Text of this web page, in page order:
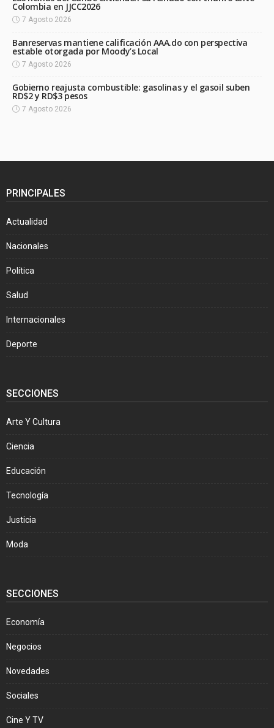
Colombia en JJCC2026
7 Agosto 2026
Banreservas mantiene calificación AAA.do con perspectiva
estable otorgada por Moody’s Local
7 Agosto 2026
Gobierno reajusta combustible: gasolinas y el gasoil suben
RD$2 y RD$3 pesos
7 Agosto 2026
PRINCIPALES
Actualidad
Nacionales
Política
Salud
Internacionales
Deporte
SECCIONES
Arte Y Cultura
Ciencia
Educación
Tecnología
Justicia
Moda
SECCIONES
Economía
Negocios
Novedades
Sociales
Cine Y TV